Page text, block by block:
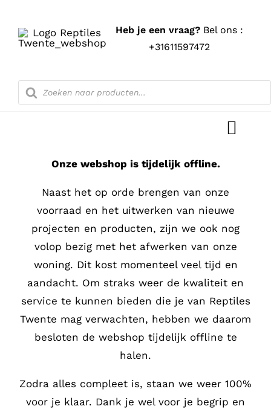
naar
inhoud
Producten
zoeken
Heb je een vraag? Bel ons :
+31611597472
Blog
Service
Contact
Onze webshop is tijdelijk offline.
Naast het op orde brengen van onze
voorraad en het uitwerken van nieuwe
projecten en producten, zijn we ook nog
volop bezig met het afwerken van onze
woning. Dit kost momenteel veel tijd en
aandacht. Om straks weer de kwaliteit en
service te kunnen bieden die je van Reptiles
Twente mag verwachten, hebben we daarom
besloten de webshop tijdelijk offline te
halen.
Zodra alles compleet is, staan we weer 100%
voor je klaar. Dank je wel voor je begrip en